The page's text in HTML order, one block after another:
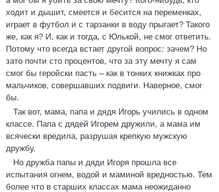
ходит и дышит, смеется и бесится на переменках,
играет в футбол и с тарзанки в воду прыгает? Такого
же, как я? И, как и тогда, с Юлькой, не смог ответить.
Потому что всегда встает другой вопрос: зачем? Но
зато почти сто процентов, что за эту мечту я сам
смог бы геройски пасть – как в тонких книжках про
мальчиков, совершавших подвиги. Наверное, смог
бы.
Так вот, мама, папа и дядя Игорь учились в одном
классе. Папа с дядей Игорем дружили, а мама им
всячески вредила, разрушая крепкую мужскую
дружбу.
Но дружба папы и дяди Игоря прошла все
испытания огнем, водой и маминой вредностью. Тем
более что в старших классах мама неожиданно